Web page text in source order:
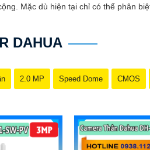
Mặc dù hiện tại chỉ có thể phân
DAHUA
2.0 MP Speed Dome CMOS